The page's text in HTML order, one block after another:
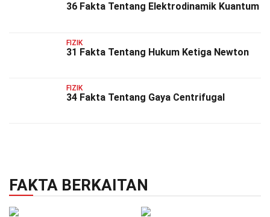
36 Fakta Tentang Elektrodinamik Kuantum
FIZIK
31 Fakta Tentang Hukum Ketiga Newton
FIZIK
34 Fakta Tentang Gaya Centrifugal
FAKTA BERKAITAN